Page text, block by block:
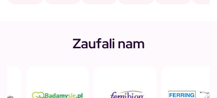
Zaufali nam